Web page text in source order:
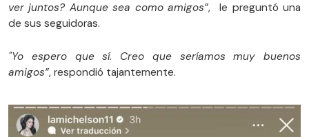
ver juntos? Aunque sea como amigos”, le preguntó una
de sus seguidoras.
"Yo espero que sí. Creo que seríamos muy buenos
amigos”, respondió tajantemente.